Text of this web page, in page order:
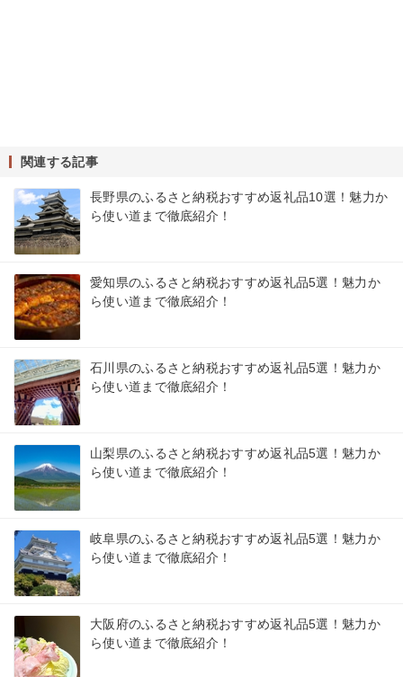
関連する記事
長野県のふるさと納税おすすめ返礼品10選！魅力か
ら使い道まで徹底紹介！
愛知県のふるさと納税おすすめ返礼品5選！魅力か
ら使い道まで徹底紹介！
石川県のふるさと納税おすすめ返礼品5選！魅力か
ら使い道まで徹底紹介！
山梨県のふるさと納税おすすめ返礼品5選！魅力か
ら使い道まで徹底紹介！
岐阜県のふるさと納税おすすめ返礼品5選！魅力か
ら使い道まで徹底紹介！
大阪府のふるさと納税おすすめ返礼品5選！魅力か
ら使い道まで徹底紹介！